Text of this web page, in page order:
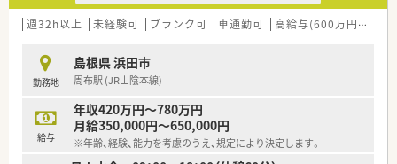
週32h以上 未経験可 ブランク可 車通勤可 高給与(600万円以上)
勤務地
島根県 浜田市
周布駅 (JR山陰本線)
給与
年収420万円～780万円
月給350,000円～650,000円
※年齢、経験、能力を考慮のうえ、規定により決定します。